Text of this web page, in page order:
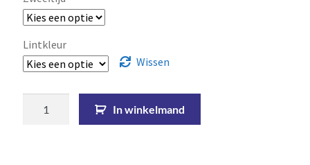
Lintkleur
Wissen
In winkelmand